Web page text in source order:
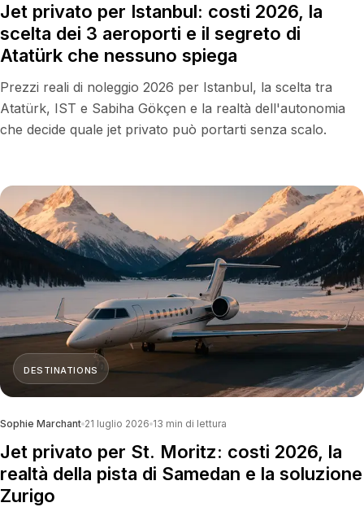
Jet privato per Istanbul: costi 2026, la
scelta dei 3 aeroporti e il segreto di
Atatürk che nessuno spiega
Prezzi reali di noleggio 2026 per Istanbul, la scelta tra
Atatürk, IST e Sabiha Gökçen e la realtà dell'autonomia
che decide quale jet privato può portarti senza scalo.
DESTINATIONS
Sophie Marchant 21 luglio 2026 13 min di lettura
Jet privato per St. Moritz: costi 2026, la
realtà della pista di Samedan e la soluzione
Zurigo